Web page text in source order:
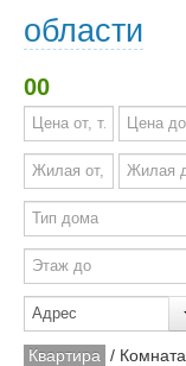
области
00
Квартира / Комната